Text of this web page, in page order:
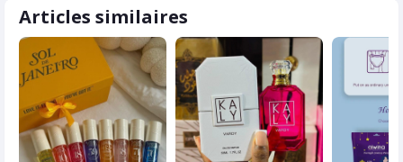
Articles similaires